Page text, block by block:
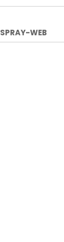
SPRAY-WEB